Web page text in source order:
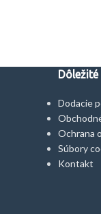
Dodacie
Ochrana
Súbory
Kontakt